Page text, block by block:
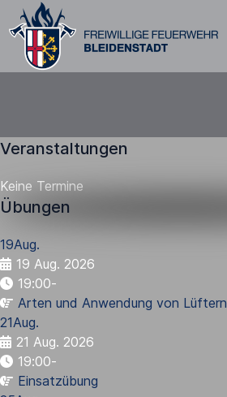
Veranstaltungen
Keine Termine
Übungen
19Aug.
19 Aug. 2026
19:00-
Arten und Anwendung von Lüftern
21Aug.
21 Aug. 2026
19:00-
Einsatzübung